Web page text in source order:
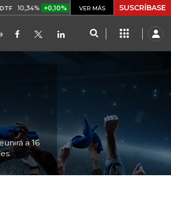
+0,10% +0,98% UVR $ 417,01 +$ 0,05
VER MÁS SUSCRÍBASE
a 16